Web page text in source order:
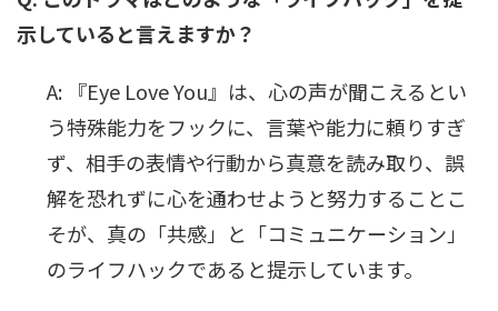
示していると言えますか？
A: 『Eye Love You』は、心の声が聞こえるとい
う特殊能力をフックに、言葉や能力に頼りすぎ
ず、相手の表情や行動から真意を読み取り、誤
解を恐れずに心を通わせようと努力することこ
そが、真の「共感」と「コミュニケーション」
のライフハックであると提示しています。